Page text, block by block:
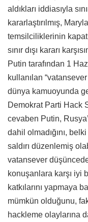
aldıkları iddiasıyla
kararlaştırılmış,
temsilciliklerinin
sınır dışı kararı
Putin tarafından 1
kullanılan
dünya kamuoyunda
Demokrat Parti Hack
cevaben Putin,
dahil olmadığını,
saldırı düzenlemiş
vatansever
konuşanlara karşı iyi
katkılarını yapmaya
mümkün olduğunu,
hackleme olaylarına